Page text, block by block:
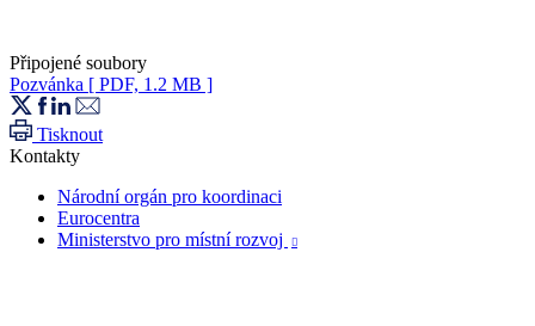
Připojené soubory
Pozvánka [ PDF, 1.2 MB ]
Tisknout
Kontakty
Národní orgán pro koordinaci
Eurocentra
Ministerstvo pro místní rozvoj
